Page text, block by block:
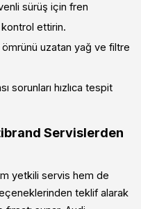
sürüş için fren
kontrol ettirin.
uzatan yağ ve filtre
sorunları hızlıca tespit
Servislerden
yetkili servis hem de
teklif alarak